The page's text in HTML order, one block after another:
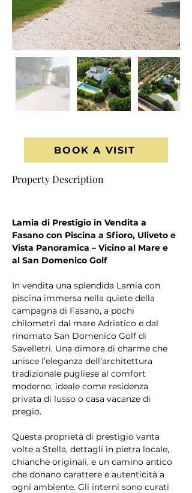
BOOK A VISIT
Property Description
Lamia di Prestigio in Vendita a
Fasano con Piscina a Sfioro, Uliveto e
Vista Panoramica – Vicino al Mare e
al San Domenico Golf
In vendita una splendida Lamia con
piscina immersa nella quiete della
campagna di Fasano, a pochi
chilometri dal mare Adriatico e dal
rinomato San Domenico Golf di
Savelletri. Una dimora di charme che
unisce l’eleganza dell’architettura
tradizionale pugliese al comfort
moderno, ideale come residenza
privata di lusso o casa vacanze di
pregio.
Questa proprietà di prestigio vanta
volte a Stella, dettagli in pietra locale,
chianche originali, e un camino antico
che donano carattere e autenticità a
ogni ambiente. Gli interni sono curati